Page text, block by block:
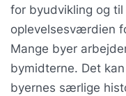
for byudvikling og
oplevelsesværdien
Mange byer
bymidterne. Det
byernes særlige